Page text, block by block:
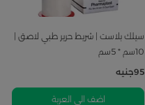
سيلك بلاست | شريط حرير طبي لاصق |
10سم * 5سم
95جنيه
اضف الى العربة